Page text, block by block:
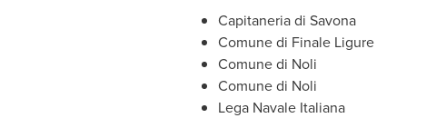
Capitaneria di Savona
Comune di Finale Ligure
Comune di Noli
Comune di Noli
Lega Navale Italiana